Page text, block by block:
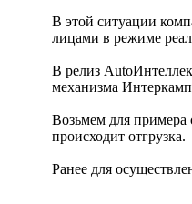
В этой ситуации
лицами в режиме
В релиз
механизма
Возьмем для примера
происходит отгрузка.
Ранее для